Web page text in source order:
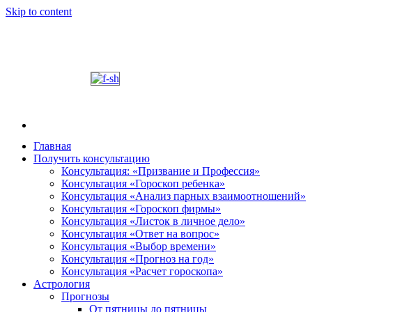
Skip to content
Шабалин Михаил Александрович. Персональный сайт
Председатель Новосибирского астрологического центра "Уран",
консультации на основании Вашей натальной карты, расскажет
том, как с этим связано здоровье. Астропсихолог опишет
диалога. У Вас будет возможность задавать вопросы по всем
и место своего рождения. Знание точного времени своего
деятель.
Главная
Получить консультацию
Консультация: «Призвание и Профессия»
Консультация «Гороскоп ребенка»
Консультация «Анализ парных взаимоотношений»
Консультация «Гороскоп фирмы»
Консультация «Листок в личное дело»
Консультация «Ответ на вопрос»
Консультация «Выбор времени»
Консультация «Прогноз на год»
Консультация «Расчет гороскопа»
Астрология
Прогнозы
От пятницы до пятницы